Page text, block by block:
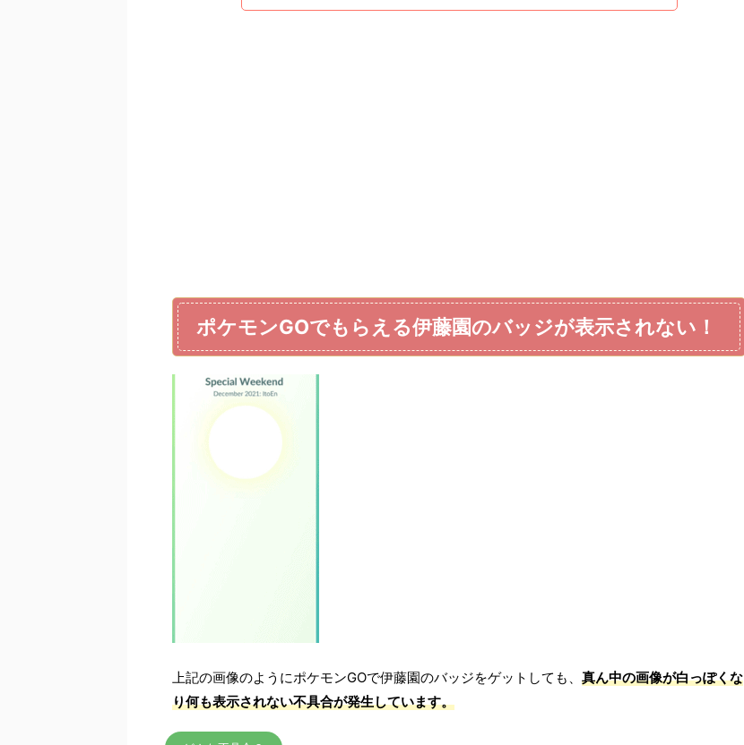
ポケモンGOでもらえる伊藤園のバッジが表示されない！
上記の画像のようにポケモンGOで伊藤園のバッジをゲットしても、 真ん中の画像が白っぽくな
り何も表示されない不具合が発生しています。